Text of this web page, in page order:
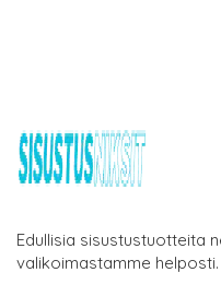
Edullisia sisustustuotteita
valikoimastamme helposti.